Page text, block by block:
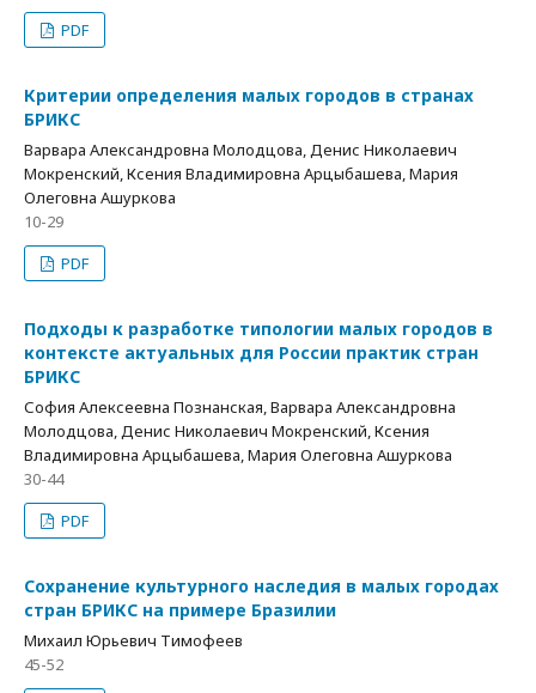
PDF
Критерии определения малых городов в странах
БРИКС
Варвара Александровна Молодцова, Денис Николаевич
Мокренский, Ксения Владимировна Арцыбашева, Мария
Олеговна Ашуркова
10-29
PDF
Подходы к разработке типологии малых городов в
контексте актуальных для России практик стран
БРИКС
София Алексеевна Познанская, Варвара Александровна
Молодцова, Денис Николаевич Мокренский, Ксения
Владимировна Арцыбашева, Мария Олеговна Ашуркова
30-44
PDF
Сохранение культурного наследия в малых городах
стран БРИКС на примере Бразилии
Михаил Юрьевич Тимофеев
45-52